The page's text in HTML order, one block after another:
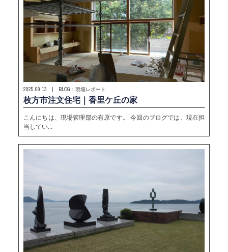
2025.09.13 | BLOG：現場レポート
枚方市注文住宅｜香里ケ丘の家
こんにちは、現場管理部の有原です。 今回のブログでは、現在担
当してい…